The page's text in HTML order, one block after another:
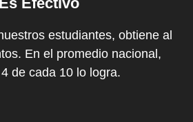
estudiantes, obtiene al
En el promedio nacional,
de cada 10 lo logra.